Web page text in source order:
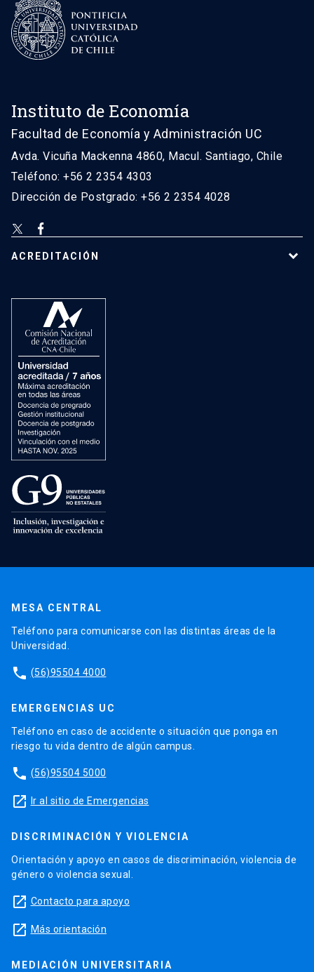
Instituto de Economía
Facultad de Economía y Administración UC
Avda. Vicuña Mackenna 4860, Macul. Santiago, Chile
Teléfono: +56 2 2354 4303
Dirección de Postgrado: +56 2 2354 4028
ACREDITACIÓN
MESA CENTRAL
Teléfono para comunicarse con las distintas áreas de la
Universidad.
phone (56)95504 4000
EMERGENCIAS UC
Teléfono en caso de accidente o situación que ponga en
riesgo tu vida dentro de algún campus.
phone (56)95504 5000
launch Ir al sitio de Emergencias
DISCRIMINACIÓN Y VIOLENCIA
Orientación y apoyo en casos de discriminación, violencia de
género o violencia sexual.
launch Contacto para apoyo
launch Más orientación
MEDIACIÓN UNIVERSITARIA